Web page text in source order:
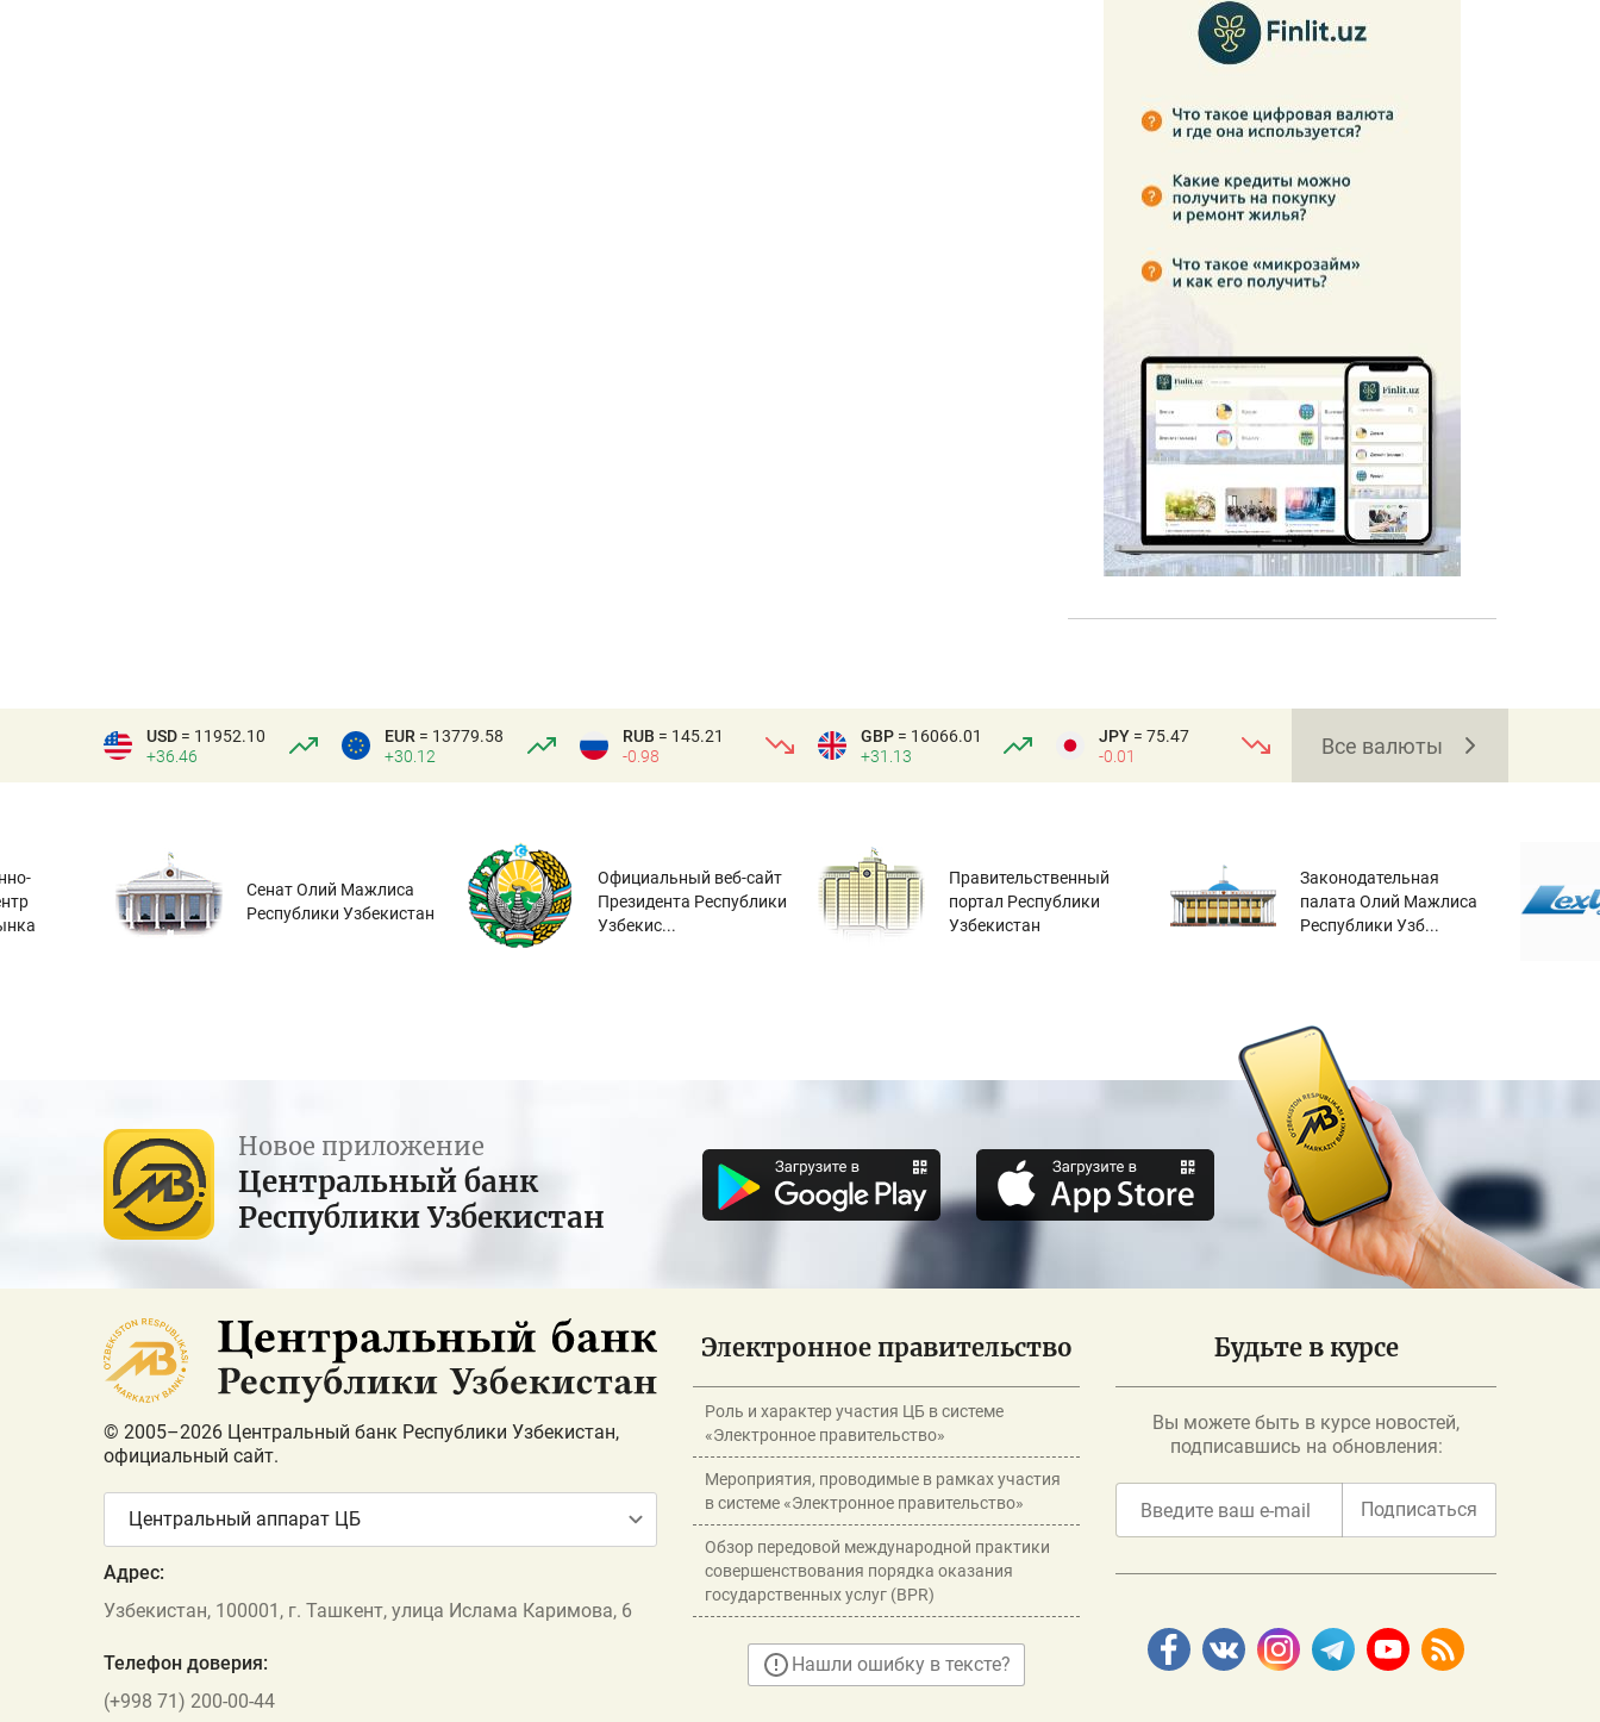
USD = 11952.10
+36.46
EUR = 13779.58
+30.12
RUB = 145.21
-0.98
GBP = 16066.01
+31.13
JPY = 75.47
-0.01
Все валюты
Сенат Олий Мажлиса
Республики Узбекистан
Официальный веб-сайт
Президента Республики
Узбекис...
Правительственный
портал Республики
Узбекистан
Законодательная
палата Олий Мажлиса
Республики Узб...
Новое приложение
Центральный банк
Республики Узбекистан
© 2005–2026 Центральный банк Республики Узбекистан,
официальный сайт.
Центральный аппарат ЦБ
Адрес:
Узбекистан, 100001, г. Ташкент, улица Ислама Каримова, 6
Телефон доверия:
(+998 71) 200-00-44
Электронное правительство
Роль и характер участия ЦБ в системе
«Электронное правительство»
Мероприятия, проводимые в рамках участия
в системе «Электронное правительство»
Обзор передовой международной практики
совершенствования порядка оказания
государственных услуг (BPR)
Нашли ошибку в тексте?
Будьте в курсе
Вы можете быть в курсе новостей,
подписавшись на обновления:
Подписаться